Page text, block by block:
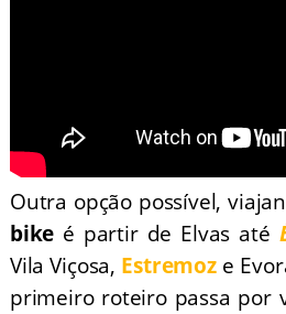
Outra opção possível,
bike é partir de Elvas até
Vila Viçosa, Estremoze
primeiro roteiro passa por